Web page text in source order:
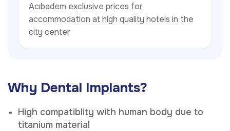
Acıbadem exclusive prices for
accommodation at high quality hotels in the
city center
Why Dental Implants?
High compatiblity with human body due to
titanium material